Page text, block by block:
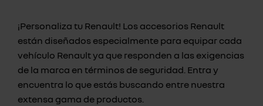
¡Personaliza tu Renault! Los accesorios Renault
están diseñados especialmente para equipar cada
vehículo Renault ya que responden a las exigencias
de la marca en términos de seguridad. Entra y
encuentra lo que estás buscando entre nuestra
extensa gama de productos.